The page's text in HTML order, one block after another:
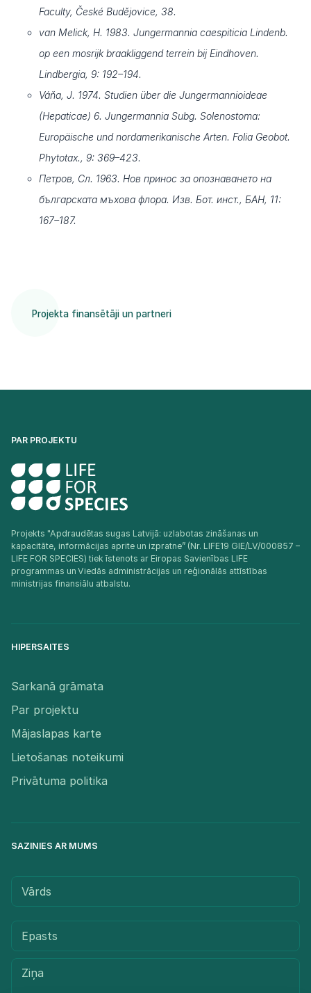
Faculty, České Budějovice, 38.
van Melick, H. 1983. Jungermannia caespiticia Lindenb.
op een mosrijk braakliggend terrein bij Eindhoven.
Lindbergia, 9: 192–194.
Váňa, J. 1974. Studien über die Jungermannioideae
(Hepaticae) 6. Jungermannia Subg. Solenostoma:
Europäische und nordamerikanische Arten. Folia Geobot.
Phytotax., 9: 369–423.
Петров, Сл. 1963. Нов принос за опознаването на
българската мъхова флора. Изв. Бот. инст., БАН, 11:
167–187.
Projekta finansētāji un partneri
PAR PROJEKTU
Projekts "Apdraudētas sugas Latvijā: uzlabotas zināšanas un
kapacitāte, informācijas aprite un izpratne” (Nr. LIFE19 GIE/LV/000857 –
LIFE FOR SPECIES) tiek īstenots ar Eiropas Savienības LIFE
programmas un Viedās administrācijas un reģionālās attīstības
ministrijas finansiālu atbalstu.​
HIPERSAITES
Sarkanā grāmata
Par projektu
Mājaslapas karte
Lietošanas noteikumi
Privātuma politika
SAZINIES AR MUMS